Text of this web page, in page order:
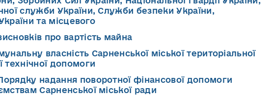
служби України, Служби безпеки України,
та місцевого
про вартість майна
власність Сарненської міської територіальної
допомоги
надання поворотної фінансової допомоги
Сарненської міської ради